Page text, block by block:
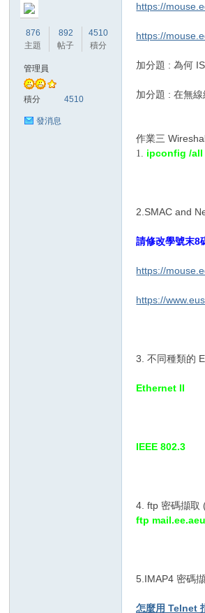
876
主題
892
帖子
4510
積分
管理員
積分 4510
發消息
https://
https://
加分題 : 為何
加分題 : 在無
作業三
1. ipconfig /all
2.SMAC and
請修改學號末8
https://
https://
3. 不同種類的
Ethernet II
IEEE 802.3
4. ftp 密碼擷取
ftp
5.IMAP4 密碼
怎麼用 Telnet